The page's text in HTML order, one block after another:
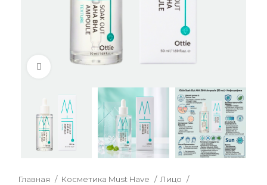
Нажмите, чтобы увеличить
Главная Косметика Must Have
Лицо